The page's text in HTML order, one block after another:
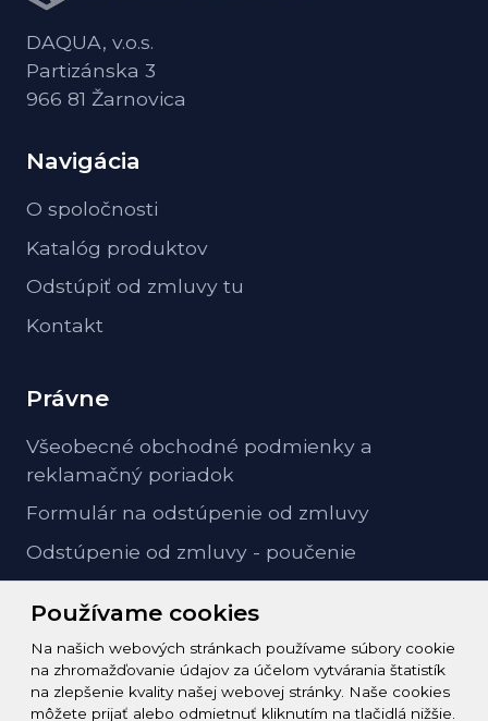
Používame cookies
Na našich webových stránkach používame súbory cookie
na zhromažďovanie údajov za účelom vytvárania štatistík
na zlepšenie kvality našej webovej stránky. Naše cookies
môžete prijať alebo odmietnuť kliknutím na tlačidlá nižšie.
DAQUA, v.o.s.
Partizánska 3
966 81 Žarnovica
Navigácia
O spoločnosti
Katalóg produktov
Odstúpiť od zmluvy tu
Kontakt
Právne
Všeobecné obchodné podmienky a
reklamačný poriadok
Formulár na odstúpenie od zmluvy
Odstúpenie od zmluvy - poučenie
Kontakt
info@zeleziarstvo-majster.sk